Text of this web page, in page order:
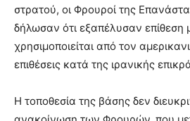
στρατού, οι Φρουροί της
δήλωσαν ότι εξαπέλυσαν επίθεση
χρησιμοποιείται από τον
επιθέσεις κατά της ιρανικής
Η τοποθεσία της βάσης δεν